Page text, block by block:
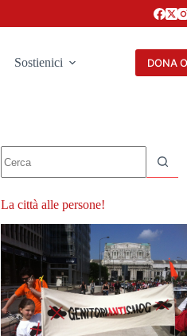
Sostienici DONA
risultato
La città alle persone!